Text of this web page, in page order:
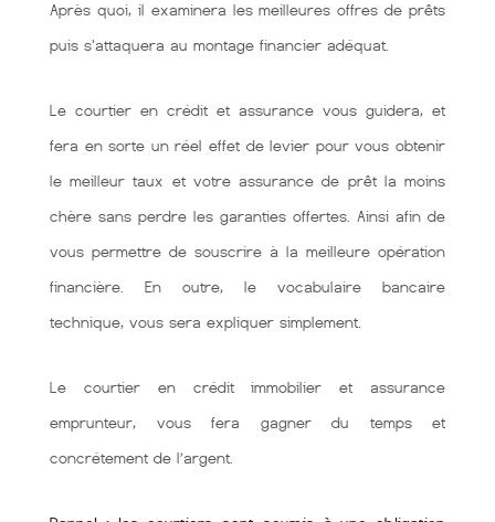
Après quoi, il examinera les meilleures offres de prêts
puis s'attaquera au montage financier adéquat.
Le courtier en crédit et assurance vous guidera, et
fera en sorte un réel effet de levier pour vous obtenir
le meilleur taux et votre assurance de prêt la moins
chère sans perdre les garanties offertes. Ainsi afin de
vous permettre de souscrire à la meilleure opération
financière. En outre, le vocabulaire bancaire
technique, vous sera expliquer simplement.
Le courtier en crédit immobilier et assurance
emprunteur, vous fera gagner du temps et
concrétement de l’argent.